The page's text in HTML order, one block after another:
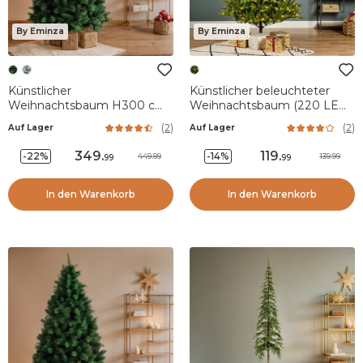
By Eminza
Künstlicher
Weihnachtsbaum H300 cm
Auf Lager (2)
-22% 349.99 449.99
In den Warenkorb
By Eminza
Künstlicher beleuchteter
Weihnachtsbaum (220 LED)
Auf Lager (2)
-14% 119.99 139.99
In den Warenkorb